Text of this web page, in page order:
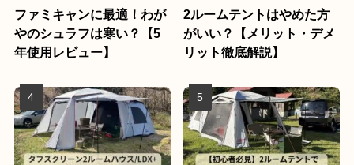
ファミキャンに最適！わが
やのシュラフは寒い？【5
年使用レビュー】
2ルームテントはやめた方
がいい？【メリット・デメ
リット徹底解説】